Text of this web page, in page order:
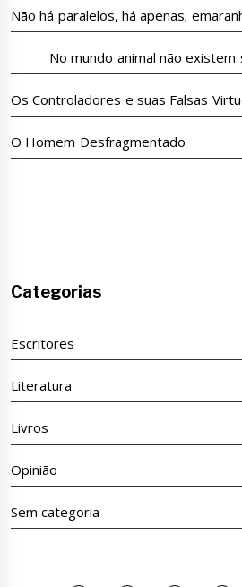
Não há paralelos, há apenas;
No mundo animal não
Os Controladores e suas Falsas
O Homem Desfragmentado
Categorias
Escritores
Literatura
Livros
Opinião
Sem categoria